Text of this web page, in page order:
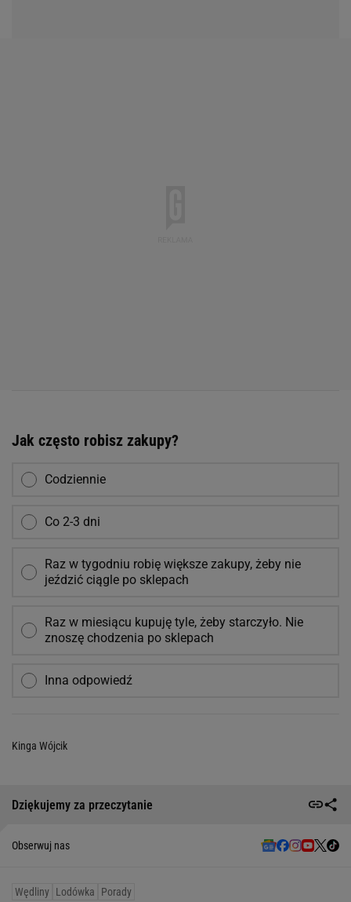
Jak często robisz zakupy?
Codziennie
Co 2-3 dni
Raz w tygodniu robię większe zakupy, żeby nie
jeździć ciągle po sklepach
Raz w miesiącu kupuję tyle, żeby starczyło. Nie
znoszę chodzenia po sklepach
Inna odpowiedź
Kinga Wójcik
Dziękujemy za przeczytanie
Obserwuj nas
Wędliny Lodówka Porady